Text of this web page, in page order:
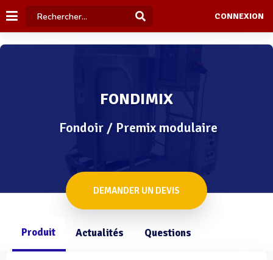
CONNEXION
FONDIMIX
Fondoir / Premix modulaire
DEMANDER UN DEVIS
Produit Actualités Questions